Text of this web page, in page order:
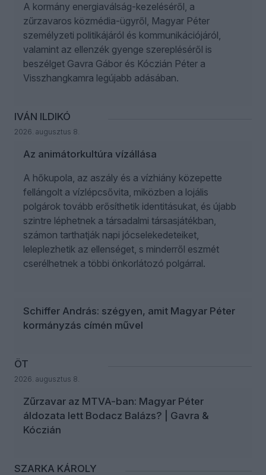
A kormány energiaválság-kezeléséről, a
zűrzavaros közmédia-ügyről, Magyar Péter
személyzeti politikájáról és kommunikációjáról,
valamint az ellenzék gyenge szerepléséről is
beszélget Gavra Gábor és Kóczián Péter a
Visszhangkamra legújabb adásában.
IVÁN ILDIKÓ
2026. augusztus 8.
Az animátorkultúra vízállása
A hőkupola, az aszály és a vízhiány közepette
fellángolt a vízlépcsővita, miközben a lojális
polgárok tovább erősíthetik identitásukat, és újabb
szintre léphetnek a társadalmi társasjátékban,
számon tarthatják napi jócselekedeteiket,
leleplezhetik az ellenséget, s minderről eszmét
cserélhetnek a többi önkorlátozó polgárral.
Schiffer András: szégyen, amit Magyar Péter
kormányzás címén művel
ÖT
2026. augusztus 8.
Zűrzavar az MTVA-ban: Magyar Péter
áldozata lett Bodacz Balázs? | Gavra &
Kóczián
SZARKA KÁROLY